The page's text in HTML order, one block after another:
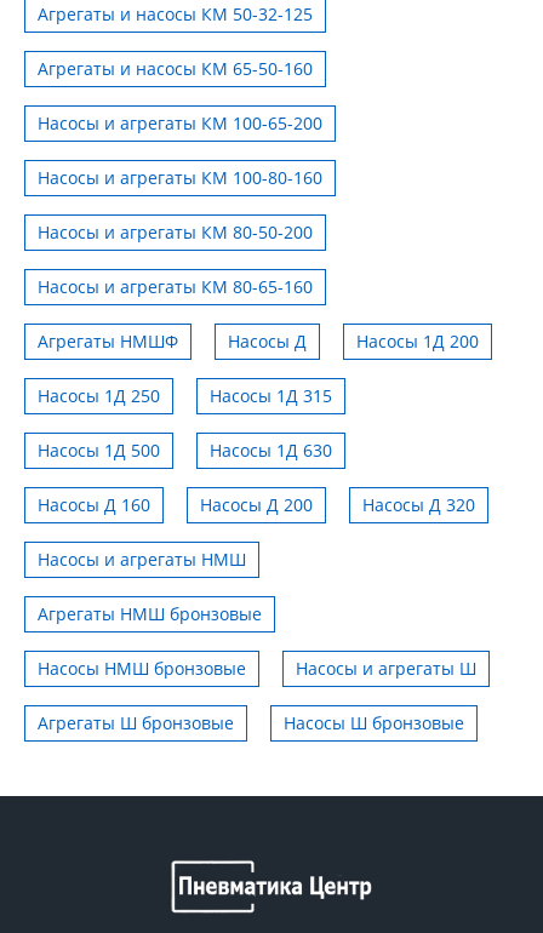
Агрегаты и насосы КМ 50-32-125
Агрегаты и насосы КМ 65-50-160
Насосы и агрегаты КМ 100-65-200
Насосы и агрегаты КМ 100-80-160
Насосы и агрегаты КМ 80-50-200
Насосы и агрегаты КМ 80-65-160
Агрегаты НМШФ Насосы Д Насосы 1Д 200
Насосы 1Д 250 Насосы 1Д 315
Насосы 1Д 500 Насосы 1Д 630
Насосы Д 160 Насосы Д 200 Насосы Д 320
Насосы и агрегаты НМШ
Агрегаты НМШ бронзовые
Насосы НМШ бронзовые Насосы и агрегаты Ш
Агрегаты Ш бронзовые Насосы Ш бронзовые